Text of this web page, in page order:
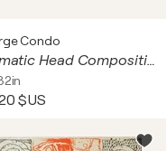
Condo
Prismatic Head Composition
$US